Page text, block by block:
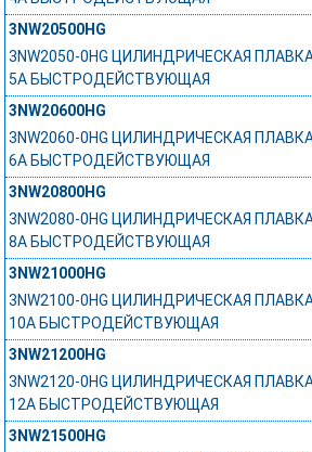
3NW20500HG
3NW2050-0HG ЦИЛИНДРИЧЕСКАЯ
5А БЫСТРОДЕЙСТВУЮЩАЯ
3NW20600HG
3NW2060-0HG ЦИЛИНДРИЧЕСКАЯ
6А БЫСТРОДЕЙСТВУЮЩАЯ
3NW20800HG
3NW2080-0HG ЦИЛИНДРИЧЕСКАЯ
8А БЫСТРОДЕЙСТВУЮЩАЯ
3NW21000HG
3NW2100-0HG ЦИЛИНДРИЧЕСКАЯ
10А БЫСТРОДЕЙСТВУЮЩАЯ
3NW21200HG
3NW2120-0HG ЦИЛИНДРИЧЕСКАЯ
12А БЫСТРОДЕЙСТВУЮЩАЯ
3NW21500HG